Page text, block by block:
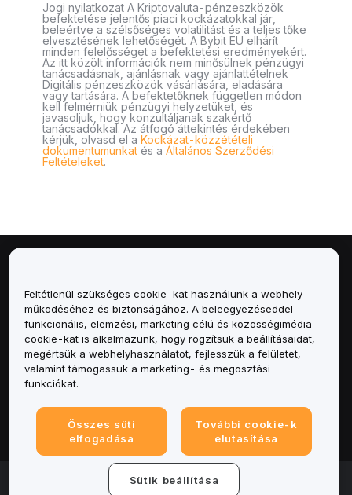
Jogi nyilatkozat A Kriptovaluta-pénzeszközök
befektetése jelentős piaci kockázatokkal jár,
beleértve a szélsőséges volatilitást és a teljes tőke
elvesztésének lehetőségét. A Bybit EU elhárít
minden felelősséget a befektetési eredményekért.
Az itt közölt információk nem minősülnek pénzügyi
tanácsadásnak, ajánlásnak vagy ajánlattételnek
Digitális pénzeszközök vásárlására, eladására
vagy tartására. A befektetőknek független módon
kell felmérniük pénzügyi helyzetüket, és
javasoljuk, hogy konzultáljanak szakértő
tanácsadókkal. Az átfogó áttekintés érdekében
kérjük, olvasd el a Kockázat-közzétételi
dokumentumunkat és a Általános Szerződési
Feltételeket.
Szolgáltatások
Támogatás
Termékek
© 2025-2026 Bybit.eu. All rights reserved.
Feltétlenül szükséges cookie-kat használunk a webhely
működéséhez és biztonságához. A beleegyezéseddel
funkcionális, elemzési, marketing célú és közösségimédia-
cookie-kat is alkalmazunk, hogy rögzítsük a beállításaidat,
megértsük a webhelyhasználatot, fejlesszük a felületet,
valamint támogassuk a marketing- és megosztási
funkciókat.
Összes süti
elfogadása
További cookie-k
elutasítása
Sütik beállítása